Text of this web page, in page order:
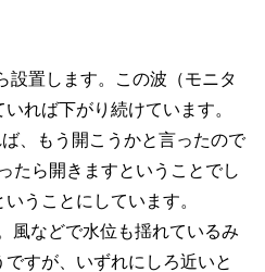
設置します。この波（モニタ
れば下がり続けています。
、もう開こうかと言ったので
たら開きますということでし
うことにしています。
風などで水位も揺れているみ
すが、いずれにしろ近いと